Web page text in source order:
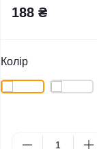
188 ₴
Колір